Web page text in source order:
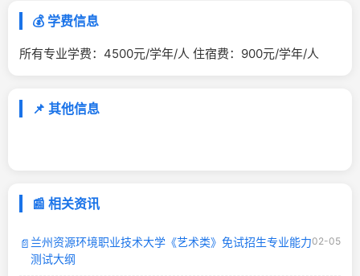
💰 学费信息
所有专业学费：4500元/学年/人 住宿费：900元/学年/人
📌 其他信息
📰 相关资讯
📄 兰州资源环境职业技术大学《艺术类》免试招生专业能力
测试大纲
02-05